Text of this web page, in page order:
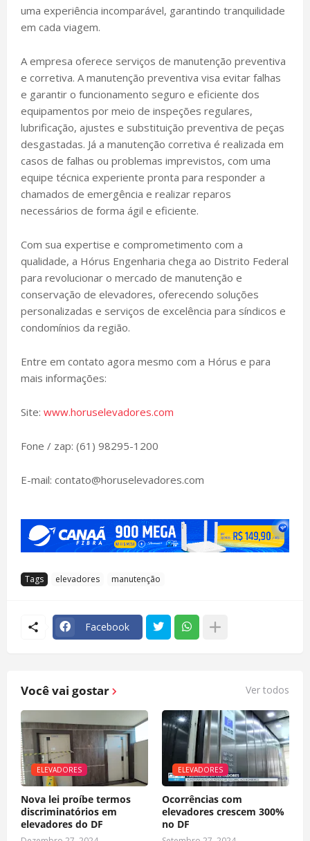
uma experiência incomparável, garantindo tranquilidade
em cada viagem.
A empresa oferece serviços de manutenção preventiva
e corretiva. A manutenção preventiva visa evitar falhas
e garantir o funcionamento seguro e eficiente dos
equipamentos por meio de inspeções regulares,
lubrificação, ajustes e substituição preventiva de peças
desgastadas. Já a manutenção corretiva é realizada em
casos de falhas ou problemas imprevistos, com uma
equipe técnica experiente pronta para responder a
chamados de emergência e realizar reparos
necessários de forma ágil e eficiente.
Com sua expertise e comprometimento com a
qualidade, a Hórus Engenharia chega ao Distrito Federal
para revolucionar o mercado de manutenção e
conservação de elevadores, oferecendo soluções
personalizadas e serviços de excelência para síndicos e
condomínios da região.
Entre em contato agora mesmo com a Hórus e para
mais informações:
Site: www.horuselevadores.com
Fone / zap: (61) 98295-1200
E-mail: contato@horuselevadores.com
Tags elevadores manutenção
Facebook
Você vai gostar Ver todos
ELEVADORES
Nova lei proíbe termos
discriminatórios em
elevadores do DF
ELEVADORES
Ocorrências com
elevadores crescem 300%
no DF